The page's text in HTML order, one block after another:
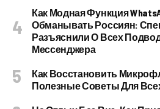
Как Модная Функция
Обманывать Россиян:
Разъяснили О Всех
Мессенджера
Как Восстановить
Полезные Советы Для